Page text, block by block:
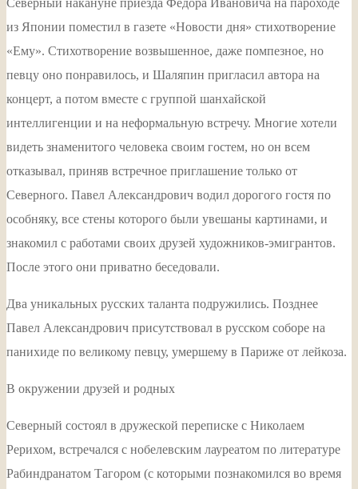
из Японии поместил в газете «Новости дня» стихотворение
«Ему». Стихотворение возвышенное, даже помпезное, но
певцу оно понравилось, и Шаляпин пригласил автора на
концерт, а потом вместе с группой шанхайской
интеллигенции и на неформальную встречу. Многие хотели
видеть знаменитого человека своим гостем, но он всем
отказывал, приняв встречное приглашение только от
Северного. Павел Александрович водил дорогого гостя по
особняку, все стены которого были увешаны картинами, и
знакомил с работами своих друзей художников-эмигрантов.
После этого они приватно беседовали.
Два уникальных русских таланта подружились. Позднее
Павел Александрович присутствовал в русском соборе на
панихиде по великому певцу, умершему в Париже от лейкоза.
В окружении друзей и родных
Северный состоял в дружеской переписке с Николаем
Рерихом, встречался с нобелевским лауреатом по литературе
Рабиндранатом Тагором (с которыми познакомился во время